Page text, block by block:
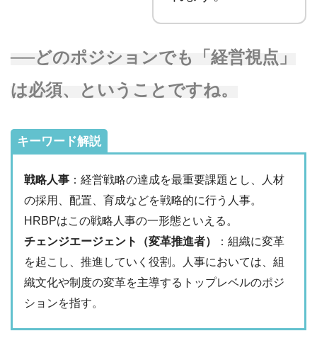
──どのポジションでも「経営視点」
は必須、ということですね。
キーワード解説
戦略人事 ：経営戦略の達成を最重要課題とし、人材
の採用、配置、育成などを戦略的に行う人事。
HRBPはこの戦略人事の一形態といえる。
チェンジエージェント（変革推進者）
：組織に変革
を起こし、推進していく役割。人事においては、組
織文化や制度の変革を主導するトップレベルのポジ
ションを指す。